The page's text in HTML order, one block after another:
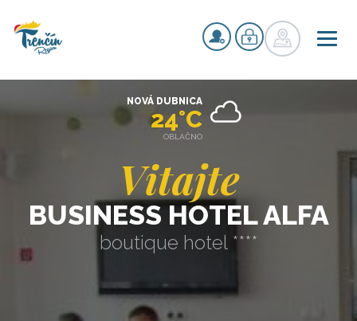
Vitajte
BUSINESS HOTEL ALFA
boutique hotel ****
NOVÁ DUBNICA
24°C
OBLAČNO